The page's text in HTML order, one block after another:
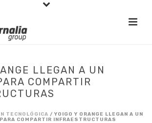
LLEGAN A UN
COMPARTIR
TECNOLÓGICA / YOIGO Y ORANGE LLEGAN A UN
COMPARTIR INFRAESTRUCTURAS